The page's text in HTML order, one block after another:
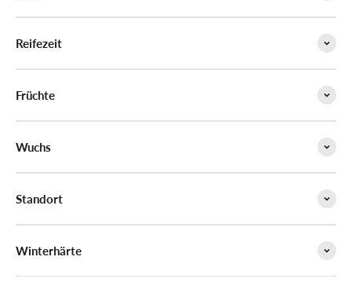
Reifezeit
Früchte
Wuchs
Standort
Winterhärte